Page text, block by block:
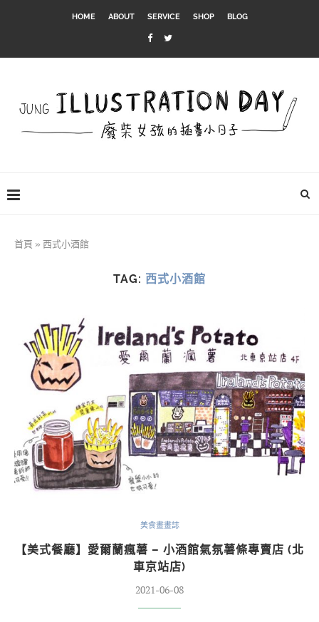
HOME ABOUT SERVICE SHOP BLOG
首頁 » 西式小酒館
TAG: 西式小酒館
美食畫畫誌
【美式餐廳】愛爾蘭瘋薯 – 小酒館氣氛薯條專賣店 (北
車京站店)
2021-06-08